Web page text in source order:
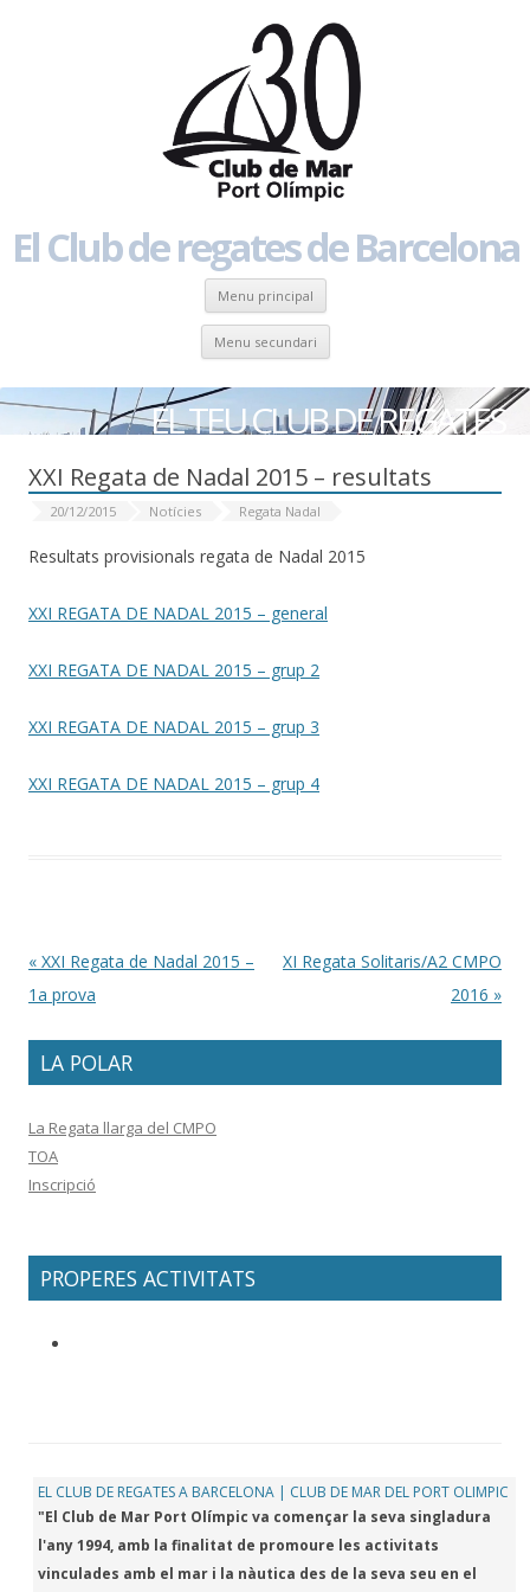
El Club de regates de Barcelona
Menu principal Skip to content
Menu secundari Skip to content
EL TEU CLUB DE REGATES
XXI Regata de Nadal 2015 – resultats
20/12/2015 Notícies Regata Nadal
Resultats provisionals regata de Nadal 2015
XXI REGATA DE NADAL 2015 – general
XXI REGATA DE NADAL 2015 – grup 2
XXI REGATA DE NADAL 2015 – grup 3
XXI REGATA DE NADAL 2015 – grup 4
Post navigation
« XXI Regata de Nadal 2015 –
1a prova
XI Regata Solitaris/A2 CMPO
2016 »
LA POLAR
La Regata llarga del CMPO
TOA
Inscripció
PROPERES ACTIVITATS
EL CLUB DE REGATES A BARCELONA | CLUB DE MAR DEL PORT OLIMPIC
"El Club de Mar Port Olímpic va començar la seva singladura
l'any 1994, amb la finalitat de promoure les activitats
vinculades amb el mar i la nàutica des de la seva seu en el